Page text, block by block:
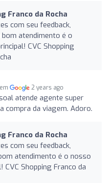
Franco da Rocha
com seu feedback,
bom atendimento é o
CVC Shopping
2 years ago
atende agente super
compra da viagem. Adoro.
Franco da Rocha
com seu feedback,
atendimento é o nosso
CVC Shopping Franco da